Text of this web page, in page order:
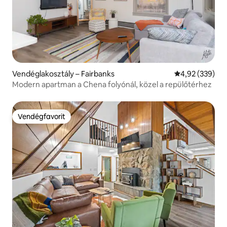
Vendéglakosztály – Fairbanks Átlagos
4,92 (339)
Modern apartman a Chena folyónál, közel a repülőtérhez
Vendégfavorit
Vendégfavorit